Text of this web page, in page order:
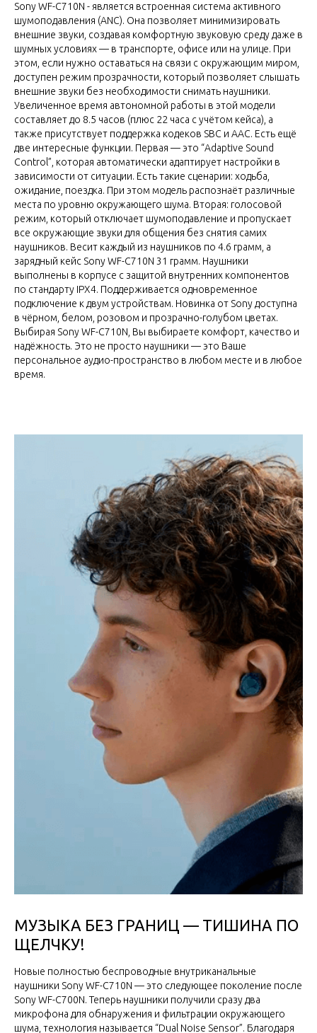
Sony WF-C710N - является встроенная система активного
шумоподавления (ANC). Она позволяет минимизировать
внешние звуки, создавая комфортную звуковую среду даже в
шумных условиях — в транспорте, офисе или на улице. При
этом, если нужно оставаться на связи с окружающим миром,
доступен режим прозрачности, который позволяет слышать
внешние звуки без необходимости снимать наушники.
Увеличенное время автономной работы в этой модели
составляет до 8.5 часов (плюс 22 часа с учётом кейса), а
также присутствует поддержка кодеков SBC и AAC. Есть ещё
две интересные функции. Первая — это “Adaptive Sound
Control”, которая автоматически адаптирует настройки в
зависимости от ситуации. Есть такие сценарии: ходьба,
ожидание, поездка. При этом модель распознаёт различные
места по уровню окружающего шума. Вторая: голосовой
режим, который отключает шумоподавление и пропускает
все окружающие звуки для общения без снятия самих
наушников. Весит каждый из наушников по 4.6 грамм, а
зарядный кейс Sony WF-C710N 31 грамм. Наушники
выполнены в корпусе с защитой внутренних компонентов
по стандарту IPX4. Поддерживается одновременное
подключение к двум устройствам. Новинка от Sony доступна
в чёрном, белом, розовом и прозрачно-голубом цветах.
Выбирая Sony WF-C710N, Вы выбираете комфорт, качество и
надёжность. Это не просто наушники — это Ваше
персональное аудио-пространство в любом месте и в любое
время.
МУЗЫКА БЕЗ ГРАНИЦ — ТИШИНА ПО
ЩЕЛЧКУ!
Новые полностью беспроводные внутриканальные
наушники Sony WF-C710N — это следующее поколение после
Sony WF-C700N. Теперь наушники получили сразу два
микрофона для обнаружения и фильтрации окружающего
шума, технология называется “Dual Noise Sensor”. Благодаря